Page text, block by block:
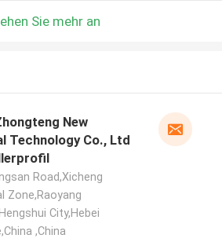
Sie mehr an
New
Technology Co., Ltd
Road,Xicheng
Zone,Raoyang
City,Hebei
,China